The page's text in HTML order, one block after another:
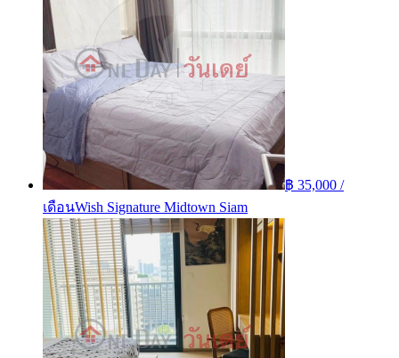
฿ 35,000 /
เดือนWish Signature Midtown Siam